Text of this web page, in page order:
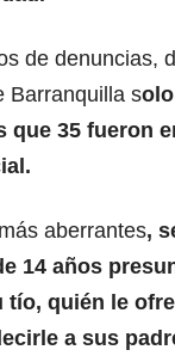
de denuncias,
Barranquilla s
que 35 fueron
aberrantes,
14 años
tío, quién le
a sus